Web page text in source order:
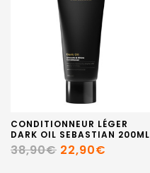
CONDITIONNEUR LÉGER
DARK OIL SEBASTIAN 200ML
38,90€ 22,90€